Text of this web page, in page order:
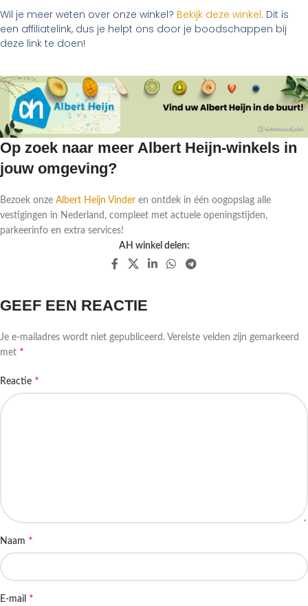
Wil je meer weten over onze winkel? Bekijk deze winkel. Dit is
een affiliatelink, dus je helpt ons door je boodschappen bij
deze link te doen!
Op zoek naar meer Albert Heijn-winkels in
jouw omgeving?
Bezoek onze Albert Heijn Vinder en ontdek in één oogopslag alle
vestigingen in Nederland, compleet met actuele openingstijden,
parkeerinfo en extra services!
AH winkel delen:
GEEF EEN REACTIE
Je e-mailadres wordt niet gepubliceerd. Vereiste velden zijn gemarkeerd
met *
Reactie *
Naam *
E-mail *